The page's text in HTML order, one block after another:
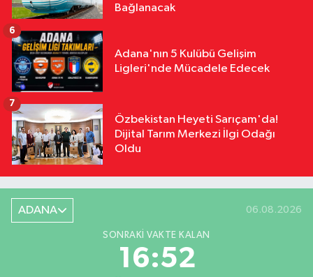
Bağlanacak
Adana'nın 5 Kulübü Gelişim
Ligleri'nde Mücadele Edecek
6
Özbekistan Heyeti Sarıçam'da!
Dijital Tarım Merkezi İlgi Odağı
Oldu
7
ADANA 06.08.2026
SONRAKI VAKTE KALAN
16:51